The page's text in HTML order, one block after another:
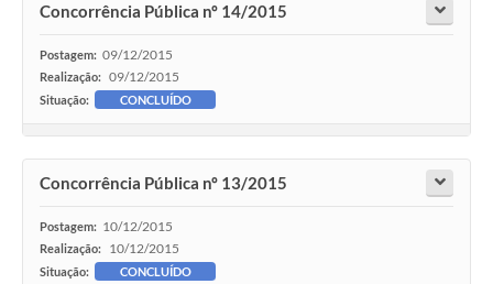
Concorrência Pública nº 14/2015
Postagem: 09/12/2015
Realização: 09/12/2015
Situação: CONCLUÍDO
Concorrência Pública nº 13/2015
Postagem: 10/12/2015
Realização: 10/12/2015
Situação: CONCLUÍDO